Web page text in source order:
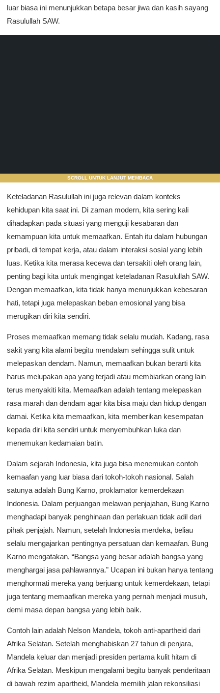
luar biasa ini menunjukkan betapa besar jiwa dan kasih sayang
Rasulullah SAW.
SCROLL UNTUK LANJUT MEMBACA
Keteladanan Rasulullah ini juga relevan dalam konteks
kehidupan kita saat ini. Di zaman modern, kita sering kali
dihadapkan pada situasi yang menguji kesabaran dan
kemampuan kita untuk memaafkan. Entah itu dalam hubungan
pribadi, di tempat kerja, atau dalam interaksi sosial yang lebih
luas. Ketika kita merasa kecewa dan tersakiti oleh orang lain,
penting bagi kita untuk mengingat keteladanan Rasulullah SAW.
Dengan memaafkan, kita tidak hanya menunjukkan kebesaran
hati, tetapi juga melepaskan beban emosional yang bisa
merugikan diri kita sendiri.
Proses memaafkan memang tidak selalu mudah. Kadang, rasa
sakit yang kita alami begitu mendalam sehingga sulit untuk
melepaskan dendam. Namun, memaafkan bukan berarti kita
harus melupakan apa yang terjadi atau membiarkan orang lain
terus menyakiti kita. Memaafkan adalah tentang melepaskan
rasa marah dan dendam agar kita bisa maju dan hidup dengan
damai. Ketika kita memaafkan, kita memberikan kesempatan
kepada diri kita sendiri untuk menyembuhkan luka dan
menemukan kedamaian batin.
Dalam sejarah Indonesia, kita juga bisa menemukan contoh
kemaafan yang luar biasa dari tokoh-tokoh nasional. Salah
satunya adalah Bung Karno, proklamator kemerdekaan
Indonesia. Dalam perjuangan melawan penjajahan, Bung Karno
menghadapi banyak penghinaan dan perlakuan tidak adil dari
pihak penjajah. Namun, setelah Indonesia merdeka, beliau
selalu mengajarkan pentingnya persatuan dan kemaafan. Bung
Karno mengatakan, “Bangsa yang besar adalah bangsa yang
menghargai jasa pahlawannya.” Ucapan ini bukan hanya tentang
menghormati mereka yang berjuang untuk kemerdekaan, tetapi
juga tentang memaafkan mereka yang pernah menjadi musuh,
demi masa depan bangsa yang lebih baik.
Contoh lain adalah Nelson Mandela, tokoh anti-apartheid dari
Afrika Selatan. Setelah menghabiskan 27 tahun di penjara,
Mandela keluar dan menjadi presiden pertama kulit hitam di
Afrika Selatan. Meskipun mengalami begitu banyak penderitaan
di bawah rezim apartheid, Mandela memilih jalan rekonsiliasi